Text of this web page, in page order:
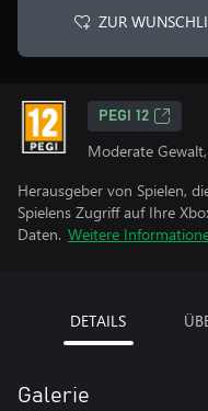
ZUR
PEGI 12
Moderate
Herausgeber von Spielen,
Spielens Zugriff auf Ihre
Daten. Weitere
DETAILS
Galerie